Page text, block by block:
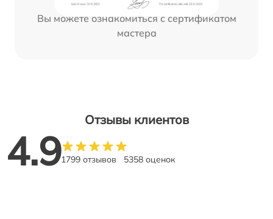
Вы можете ознакомиться с сертификатом
мастера
Отзывы клиентов
4.91799 отзывов 5358 оценок